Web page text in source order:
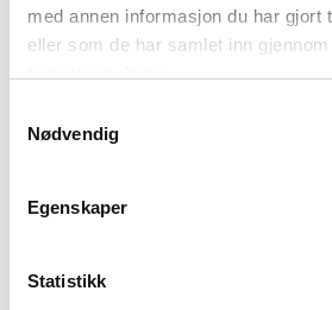
med annen informasjon du har gjort
eller som de har samlet inn
Nødvendig
Egenskaper
Statistikk
DØRMATTE JORDBÆR